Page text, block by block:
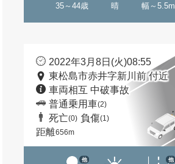
35～44歳 晴 幅～5.5m
2022年3月8日(火)08:55
東松島市赤井字新川前 付近
車両相互 中破事故
普通乗用車(2)
死亡(0) 負傷(1)
距離656m
他 他